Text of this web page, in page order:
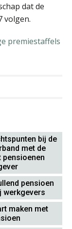
dat de
volgen.
premiestaffels
bij de
met de
pensioenen
pensioen
werkgevers
maken met